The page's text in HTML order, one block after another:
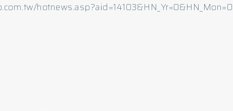
hotnews.asp?aid=14103&HN_Yr=0&HN_Mon=0